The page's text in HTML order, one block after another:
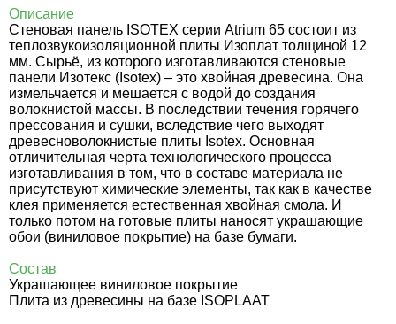
Описание
Стеновая панель ISOTEX серии Atrium 65 состоит из
теплозвукоизоляционной плиты Изоплат толщиной 12
мм. Сырьё, из которого изготавливаются стеновые
панели Изотекс (Isotex) – это хвойная древесина. Она
измельчается и мешается с водой до создания
волокнистой массы. В последствии течения горячего
прессования и сушки, вследствие чего выходят
древесноволокнистые плиты Isotex. Основная
отличительная черта технологического процесса
изготавливания в том, что в составе материала не
присутствуют химические элементы, так как в качестве
клея применяется естественная хвойная смола. И
только потом на готовые плиты наносят украшающие
обои (виниловое покрытие) на базе бумаги.
Состав
Украшающее виниловое покрытие
Плита из древесины на базе ISOPLAAT